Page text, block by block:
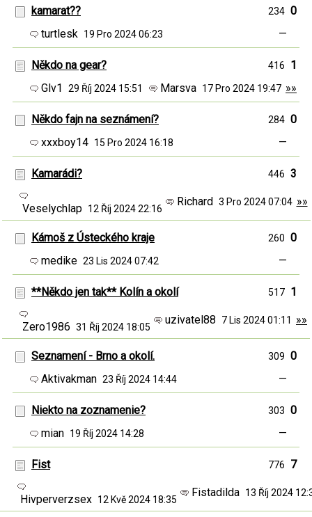
kamarat?? 234 0
turtlesk 19 Pro 2024 06:23 —
Někdo na gear? 416
1
Glv1 29 Říj 2024 15:51 Marsva 17 Pro 2024 19:47 »»
Někdo fajn na seznámení? 284 0
xxxboy14 15 Pro 2024 16:18 —
Kamarádi? 446 3
Veselychlap 12 Říj 2024 22:16
Richard 3 Pro 2024 07:04 »»
Kámoš z Ústeckého kraje 260 0
medike 23 Lis 2024 07:42 —
**Někdo jen tak** Kolín a okolí 517 1
Zero1986 31 Říj 2024 18:05
uzivatel88 7 Lis 2024 01:11 »»
Seznamení - Brno a okolí. 309 0
Aktivakman 23 Říj 2024 14:44 —
Niekto na zoznamenie? 303 0
mian 19 Říj 2024 14:28 —
Fist 776 7
Hivperverzsex 12 Kvě 2024 18:35
Fistadilda 13 Říj 2024